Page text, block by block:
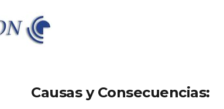
Causas y Consecuencias: